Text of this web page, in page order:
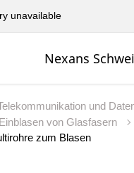
unavailable
Nexans
und
von Glasfasern
zum Blasen